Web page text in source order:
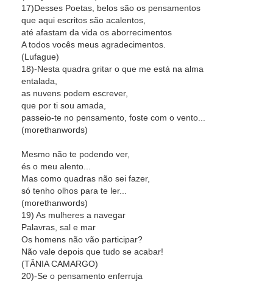
17)Desses Poetas, belos são os pensamentos
que aqui escritos são acalentos,
até afastam da vida os aborrecimentos
A todos vocês meus agradecimentos.
(Lufague)
18)-Nesta quadra gritar o que me está na alma
entalada,
as nuvens podem escrever,
que por ti sou amada,
passeio-te no pensamento, foste com o vento...
(morethanwords)
Mesmo não te podendo ver,
és o meu alento...
Mas como quadras não sei fazer,
só tenho olhos para te ler...
(morethanwords)
19) As mulheres a navegar
Palavras, sal e mar
Os homens não vão participar?
Não vale depois que tudo se acabar!
(TÂNIA CAMARGO)
20)-Se o pensamento enferruja